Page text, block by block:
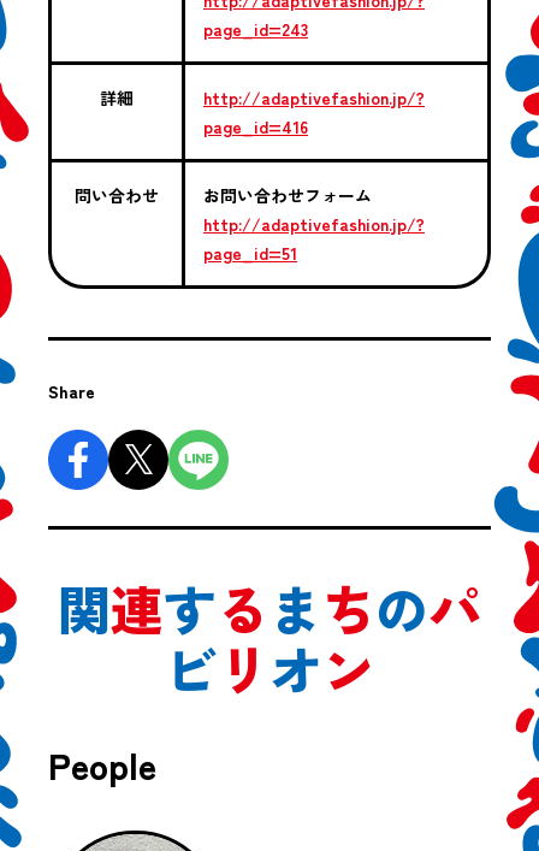
page_id=243
詳細
http://adaptivefashion.jp/?
page_id=416
問い合わせ
お問い合わせフォーム
http://adaptivefashion.jp/?
page_id=51
Share
関連する まちのパ
ビリ オン
People